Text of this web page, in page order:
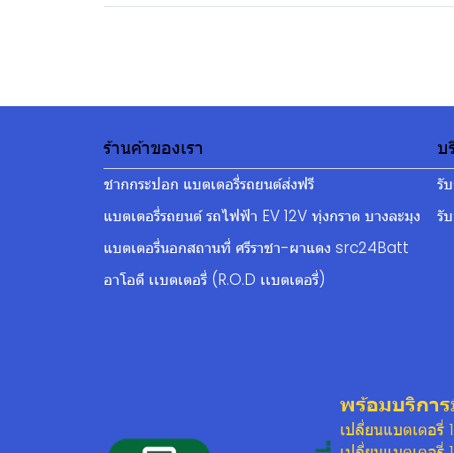
ร้านค้าของเรา
ชากกระปอก แบตเตอรี่รถยนต์ส่งฟรี
แบตเตอรี่รถยนต์ รถไฟฟ้า EV 12V ทุ่งกราด บางละมุง
แบตเตอรี่นอกสถานที่ ศรีราชา-ผาแดง src24Batt
อาโอดี เเบตเตอรี่ (R.O.D เเบตเตอรี่)
บ
รั
รั
พร้อมบริกา
เปลี่ยนแบตเตอ